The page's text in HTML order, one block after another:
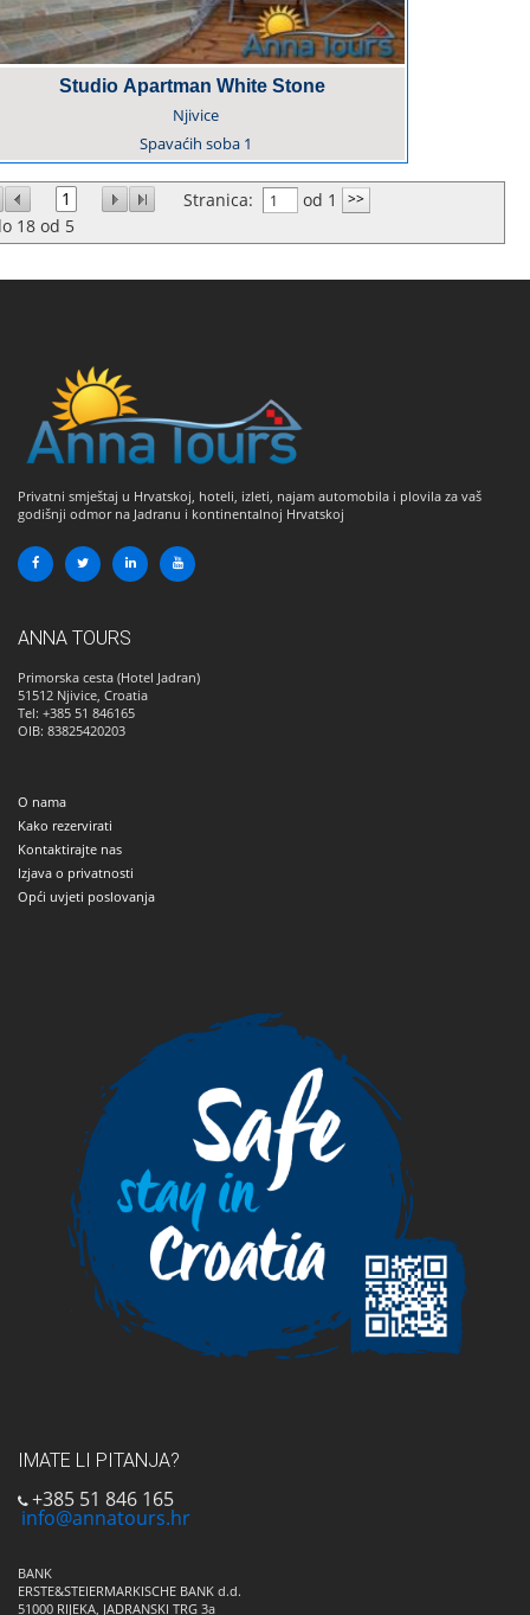
Studio Apartman White Stone
Njivice
Spavaćih soba 1
1 Stranica:
od 1
18 od 5
Privatni smještaj u Hrvatskoj, hoteli, izleti, najam automobila i plovila za vaš
godišnji odmor na Jadranu i kontinentalnoj Hrvatskoj
ANNA TOURS
Primorska cesta (Hotel Jadran)
51512 Njivice, Croatia
Tel: +385 51 846165
OIB: 83825420203
O nama
Kako rezervirati
Kontaktirajte nas
Izjava o privatnosti
Opći uvjeti poslovanja
IMATE LI PITANJA?
+385 51 846 165
info@annatours.hr
BANK
ERSTE&STEIERMARKISCHE BANK d.d.
51000 RIJEKA, JADRANSKI TRG 3a